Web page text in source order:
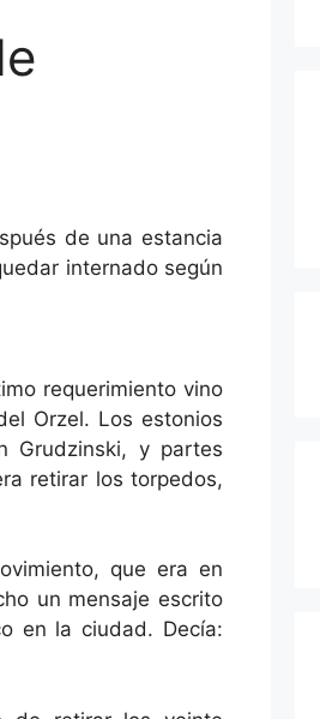
de una estancia
internado según
requerimiento vino
Orzel. Los estonios
Grudzinski, y partes
retirar los torpedos,
que era en
un mensaje escrito
en la ciudad. Decía: